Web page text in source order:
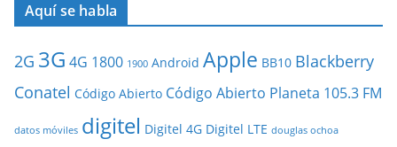
Aquí se habla
2G 3G 4G 1800 1900 Android Apple BB10 Blackberry
Conatel Código Abierto Código Abierto Planeta 105.3 FM
datos móviles digitel Digitel 4G Digitel LTE douglas ochoa